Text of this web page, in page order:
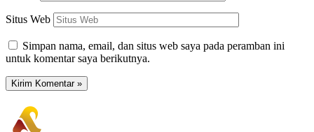
Situs Web
Simpan nama, email, dan situs web saya pada peramban ini
untuk komentar saya berikutnya.